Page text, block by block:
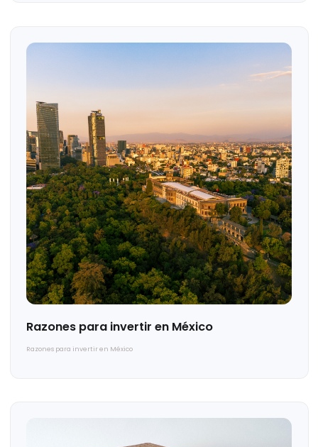
¿Por qué debo registrar mi marca?
¿Por qué debo registrar mi marca?